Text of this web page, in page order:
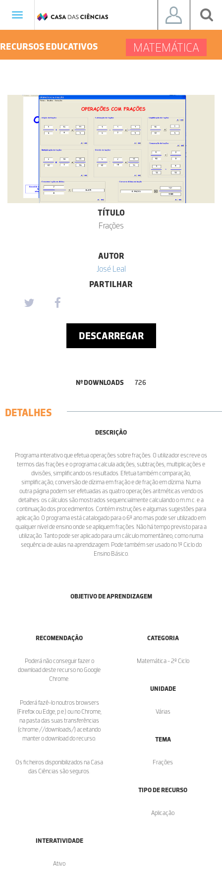
Toggle
RECURSOS EDUCATIVOS MATEMÁTICA
TÍTULO
Frações
AUTOR
José Leal
PARTILHAR
DESCARREGAR
Nº DOWNLOADS 726
DETALHES
DESCRIÇÃO
Programa interativo que efetua operações sobre frações. O utilizador escreve os
termos das frações e o programa calcula adições, subtrações, multiplicações e
divisões, simplificando os resultados. Efetua também comparação,
simplificação, conversão de dízima em fração e de fração em dízima. Numa
outra página podem ser efetuadas as quatro operações aritméticas vendo os
detalhes: os cálculos são mostrados sequencialmente calculando o m.m.c. e a
continuação dos procedimentos. Contém instruções e algumas sugestões para
aplicação. O programa está catalogado para o 6º ano mas pode ser utilizado em
qualquer nível de ensino onde se apliquem frações. Não há tempo previsto para a
utilização. Tanto pode ser aplicado para um cálculo momentâneo, como numa
sequência de aulas na aprendizagem. Pode também ser usado no 1º Ciclo do
Ensino Básico.
OBJETIVO DE APRENDIZAGEM
RECOMENDAÇÃO
Poderá não conseguir fazer o
download deste recurso no Google
Chrome.
Poderá fazê-lo noutros browsers
(Firefox ou Edge, p.e.) ou no Chrome,
na pasta das suas transferências
(chrome://downloads/) aceitando
manter o download do recurso.
Os ficheiros disponibilizados na Casa
das Ciências são seguros.
CATEGORIA
Matemática - 2º Ciclo
UNIDADE
Várias
TEMA
Frações
TIPO DE RECURSO
Aplicação
INTERATIVIDADE
Ativo